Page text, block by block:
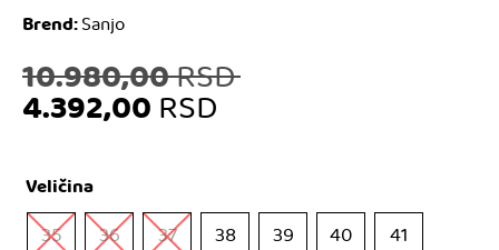
Brend:Sanjo
10.980,00RSDOriginalna
bila:
4.392,00RSD
cena
Veličina
35
36 37 38 39 40
41